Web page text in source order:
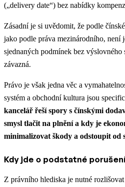
(„delivery date“) bez nabídky
Zásadní je si uvědomit, že podle
jako podle práva mezinárodního, není
sjednaných podmínek bez výslovného
závazná.
Právo je však jedna věc a
systém a obchodní kultura jsou
kancelář řeší spory s čínskými
smysl tlačit na plnění a kdy je
minimalizovat škody a odstoupit od
Kdy jde o podstatné
Z právního hlediska je nutné